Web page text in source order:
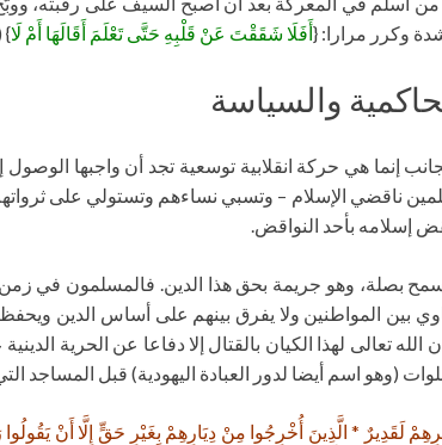
وكرر مرارا: {أَفَلَا شَقَقْتَ عَنْ قَلْبِهِ حَتَّى تَعْلَمَ أَقَالَهَا أَمْ لَا}
والسياسة
إنما هي حركة انقلابية توسعية تجد أن واجبها
ناقضي الإسلام – وتسبي نساءهم وتستولي على
إسلامه بأحد النواقض.
بصلة، وهو جريمة بحق هذا الدين. فالمسلمون في زمن
المواطنين ولا يفرق بينهم على أساس الدين ويحفظ
تعالى لهذا الكيان بالقتال إلا دفاعا عن الحرية
(وهو اسم أيضا لدور العبادة اليهودية) قبل المساجد
لَقَدِيرٌ * الَّذِينَ أُخْرِجُوا مِنْ دِيَارِهِمْ بِغَيْرِ حَقٍّ إِلَّا أَنْ